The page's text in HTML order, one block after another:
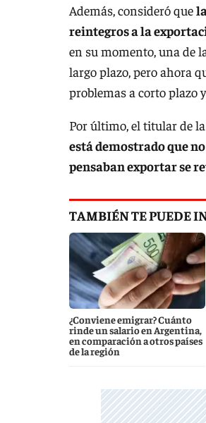
Además, consideró que
reintegros a la
en su momento, una de
largo plazo, pero ahora
problemas a corto plazo
Por último, el titular de
está demostrado que
pensaban exportar se
TAMBIÉN TE PUEDE
¿Conviene emigrar? Cuánto
rinde un salario en Argentina,
en comparación a otros países
de la región